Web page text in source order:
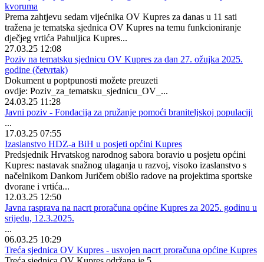
kvoruma
Prema zahtjevu sedam vijećnika OV Kupres za danas u 11 sati
tražena je tematska sjednica OV Kupres na temu funkcioniranje
dječjeg vrtića Pahuljica Kupres...
27.03.25 12:08
Poziv na tematsku sjednicu OV Kupres za dan 27. ožujka 2025.
godine (četvrtak)
Dokument u poptpunosti možete preuzeti
ovdje: Poziv_za_tematsku_sjednicu_OV_...
24.03.25 11:28
Javni poziv - Fondacija za pružanje pomoći braniteljskoj populaciji
...
17.03.25 07:55
Izaslanstvo HDZ-a BiH u posjeti općini Kupres
Predsjednik Hrvatskog narodnog sabora boravio u posjetu općini
Kupres: nastavak snažnog ulaganja u razvoj, visoko izaslanstvo s
načelnikom Dankom Juričem obišlo radove na projektima sportske
dvorane i vrtića...
12.03.25 12:50
Javna rasprava na nacrt proračuna općine Kupres za 2025. godinu u
srijedu, 12.3.2025.
...
06.03.25 10:29
Treća sjednica OV Kupres - usvojen nacrt proračuna općine Kupres